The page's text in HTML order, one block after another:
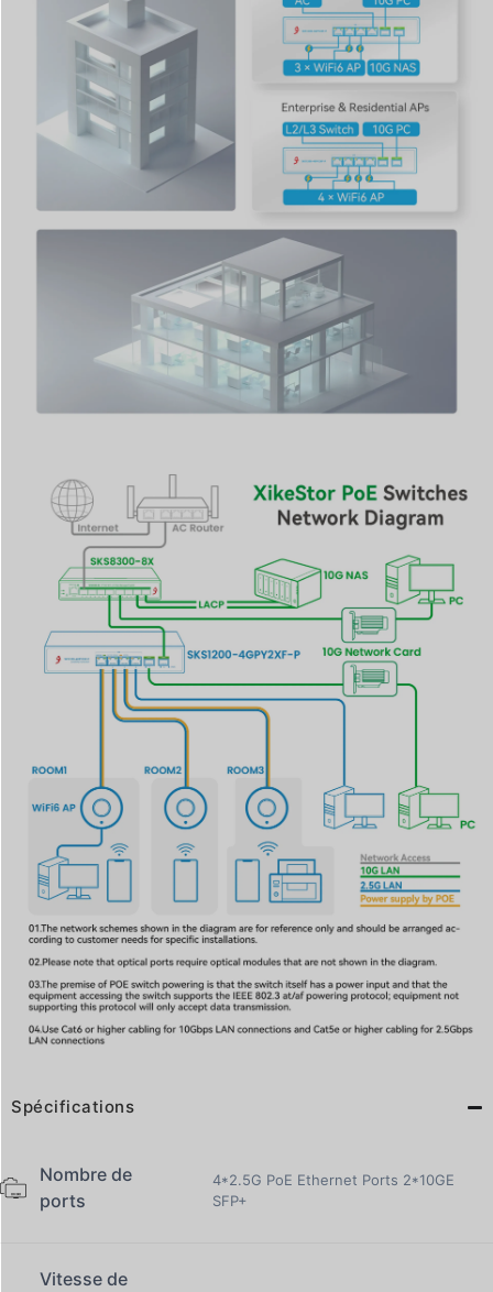
Spécifications
Nombre de
ports
4*2.5G PoE Ethernet Ports 2*10GE
SFP+
Vitesse de